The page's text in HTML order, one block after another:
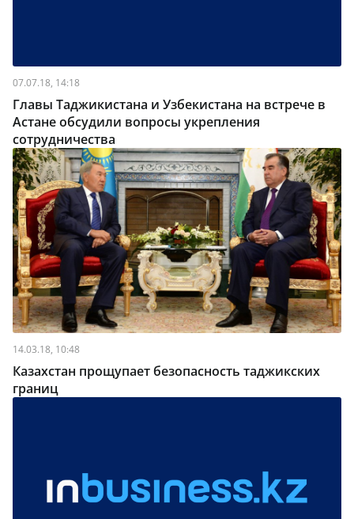
07.07.18, 14:18
Главы Таджикистана и Узбекистана на встрече в
Астане обсудили вопросы укрепления
сотрудничества
14.03.18, 10:48
Казахстан прощупает безопасность таджикских
границ